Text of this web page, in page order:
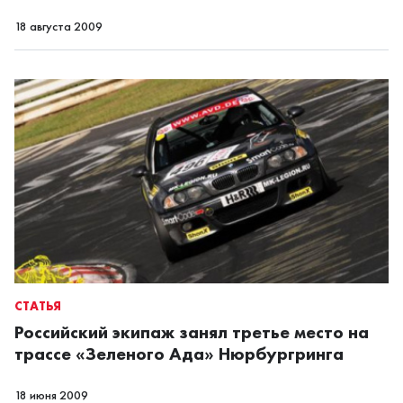
18 августа 2009
СТАТЬЯ
Российский экипаж занял третье место на
трассе «Зеленого Ада» Нюрбургринга
18 июня 2009